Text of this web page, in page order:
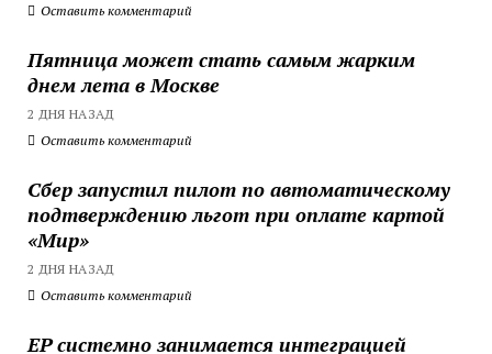
Оставить комментарий
Пятница может стать самым жарким
днем лета в Москве
2 ДНЯ НАЗАД
Оставить комментарий
Сбер запустил пилот по автоматическому
подтверждению льгот при оплате картой
«Мир»
2 ДНЯ НАЗАД
Оставить комментарий
ЕР системно занимается интеграцией